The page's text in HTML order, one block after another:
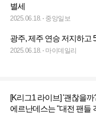
별세
2025.06.18. 중앙일보
광주, 제주 연승 저지하고
2025.06.18. 마이데일리
[K리그1 라이브] '괜찮을
에르난데스는 "대전 팬들